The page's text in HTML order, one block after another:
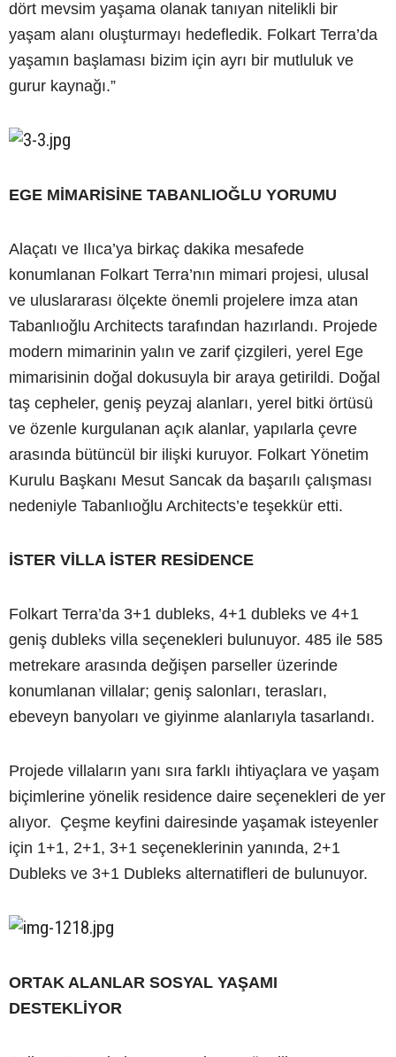
dört mevsim yaşama olanak tanıyan nitelikli bir
yaşam alanı oluşturmayı hedefledik. Folkart Terra’da
yaşamın başlaması bizim için ayrı bir mutluluk ve
gurur kaynağı.”
EGE MİMARİSİNE TABANLIOĞLU YORUMU
Alaçatı ve Ilıca’ya birkaç dakika mesafede
konumlanan Folkart Terra’nın mimari projesi, ulusal
ve uluslararası ölçekte önemli projelere imza atan
Tabanlıoğlu Architects tarafından hazırlandı. Projede
modern mimarinin yalın ve zarif çizgileri, yerel Ege
mimarisinin doğal dokusuyla bir araya getirildi. Doğal
taş cepheler, geniş peyzaj alanları, yerel bitki örtüsü
ve özenle kurgulanan açık alanlar, yapılarla çevre
arasında bütüncül bir ilişki kuruyor. Folkart Yönetim
Kurulu Başkanı Mesut Sancak da başarılı çalışması
nedeniyle Tabanlıoğlu Architects’e teşekkür etti.
İSTER VİLLA İSTER RESİDENCE
Folkart Terra’da 3+1 dubleks, 4+1 dubleks ve 4+1
geniş dubleks villa seçenekleri bulunuyor. 485 ile 585
metrekare arasında değişen parseller üzerinde
konumlanan villalar; geniş salonları, terasları,
ebeveyn banyoları ve giyinme alanlarıyla tasarlandı.
Projede villaların yanı sıra farklı ihtiyaçlara ve yaşam
biçimlerine yönelik residence daire seçenekleri de yer
alıyor. Çeşme keyfini dairesinde yaşamak isteyenler
için 1+1, 2+1, 3+1 seçeneklerinin yanında, 2+1
Dubleks ve 3+1 Dubleks alternatifleri de bulunuyor.
ORTAK ALANLAR SOSYAL YAŞAMI
DESTEKLİYOR